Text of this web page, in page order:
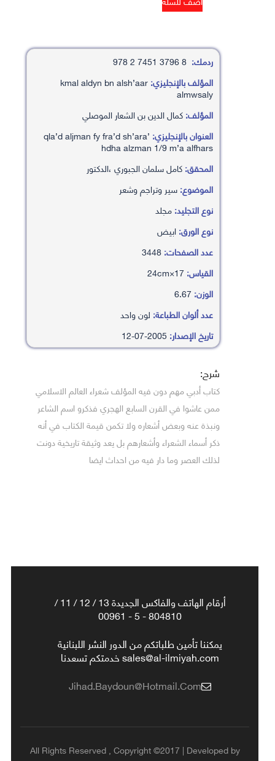
ردمك:
المؤلف بالإنجليزي:kmal aldyn bn alsh’aar
almwsaly
المؤلف:كمال الدين بن الشعار الموصلي
العنوان بالإنجليزي: qla’d aljman fy fra’d sh’ara’
hdha alzman 1/9 m’a alfhars
المحقق:كامل سلمان الجبوري ،الدكتور
الموضوع:سير وتراجم وشعر
نوع التجليد:مجلد
نوع الورق:ابيض
عدد الصفحات:
القياس:
الوزن:
عدد ألوان الطباعة: لون واحد
تاريخ الإصدار:
شرح:
كتاب أدبي مهم دون فيه المؤلف شعراء العالم الاسلامي
ممن عاشوا في القرن السابع الهجري فذكرو اسم الشاعر
ونبذة عنه وبعض أشعاره ولا تكمن قيمة الكتاب في أنه
ذكر أسماء الشعراء وأشعارهم بل يعد وثيقة تاريخية دونت
لذلك العصر وما دار فيه من احداث ايضا
أرقام الهاتف والفاكس الجديدة 13 / 12 / 11 /
804810 - 5 - 00961
يمكننا تأمين طلباتكم من الدور النشر اللبنانية
sales@al-ilmiyah.com خدمتكم تسعدنا
Jihad.baydoun@hotmail.com
All Rights Reserved , Copyright ©2017 | Developed by